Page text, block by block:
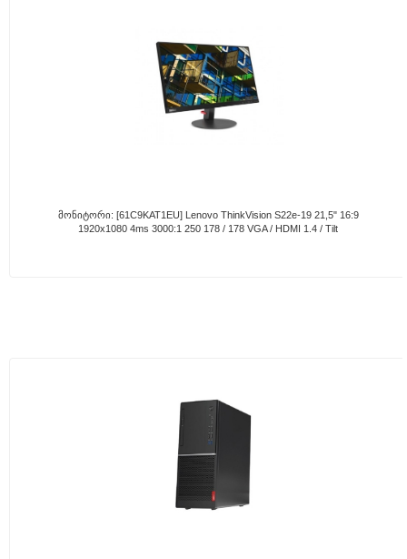
Მონიტორი: [61C9KAT1EU] Lenovo ThinkVision S22e-19 21,5" 16:9
1920x1080 4ms 3000:1 250 178 / 178 VGA / HDMI 1.4 / Tilt